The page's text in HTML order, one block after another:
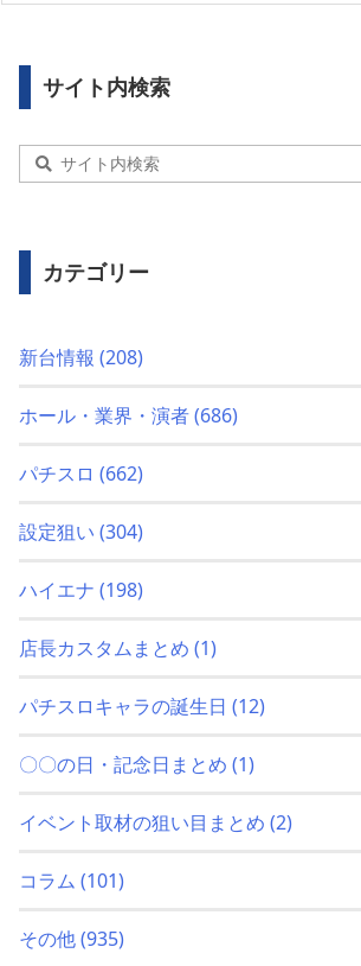
サイト内検索
カテゴリー
新台情報 (208)
ホール・業界・演者(686)
パチスロ (662)
設定狙い (304)
ハイエナ (198)
店長カスタムまとめ (1)
パチスロキャラの誕生日 (12)
〇〇の日・記念日まとめ (1)
イベント取材の狙い目まとめ (2)
コラム (101)
その他(935)